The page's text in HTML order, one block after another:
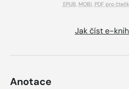
EPUB, MOBI, PDF pro
Jak číst e-
Anotace